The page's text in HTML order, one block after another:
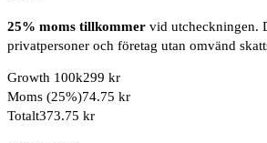
25% moms tillkommer vid utcheckningen.
privatpersoner och företag utan omvänd
Growth 100k299 kr
Moms (25%)74.75 kr
Totalt373.75 kr